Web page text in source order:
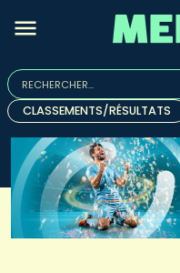
Rechercher :
Quand les résultats de
CLASSEMENTS/RÉSULTATS